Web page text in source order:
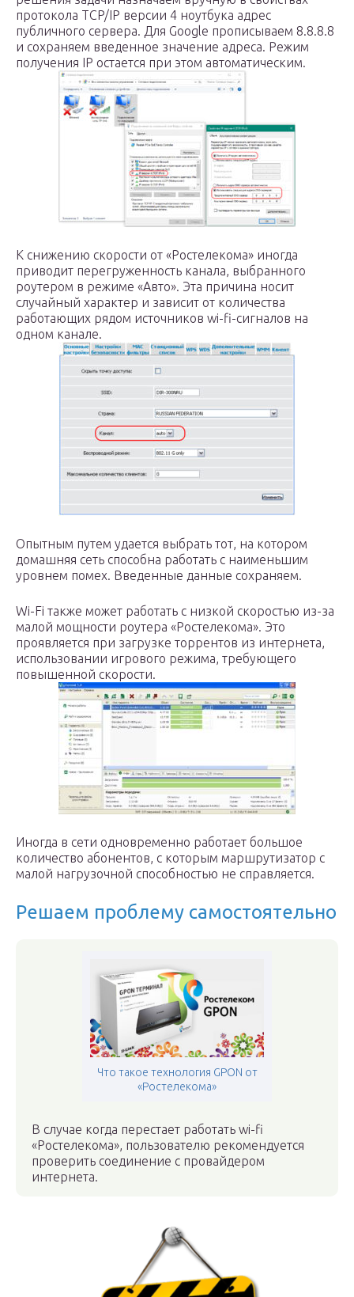
протокола TCP/IP версии 4 ноутбука адрес
публичного сервера. Для Google прописываем 8.8.8.8
и сохраняем введенное значение адреса. Режим
получения IP остается при этом автоматическим.
К снижению скорости от «Ростелекома» иногда
приводит перегруженность канала, выбранного
роутером в режиме «Авто». Эта причина носит
случайный характер и зависит от количества
работающих рядом источников wi-fi-сигналов на
одном канале.
Опытным путем удается выбрать тот, на котором
домашняя сеть способна работать с наименьшим
уровнем помех. Введенные данные сохраняем.
Wi-Fi также может работать с низкой скоростью из-за
малой мощности роутера «Ростелекома». Это
проявляется при загрузке торрентов из интернета,
использовании игрового режима, требующего
повышенной скорости.
Иногда в сети одновременно работает большое
количество абонентов, с которым маршрутизатор с
малой нагрузочной способностью не справляется.
Решаем проблему самостоятельно
Что такое технология GPON от
«Ростелекома»
В случае когда перестает работать wi-fi
«Ростелекома», пользователю рекомендуется
проверить соединение с провайдером
интернета.